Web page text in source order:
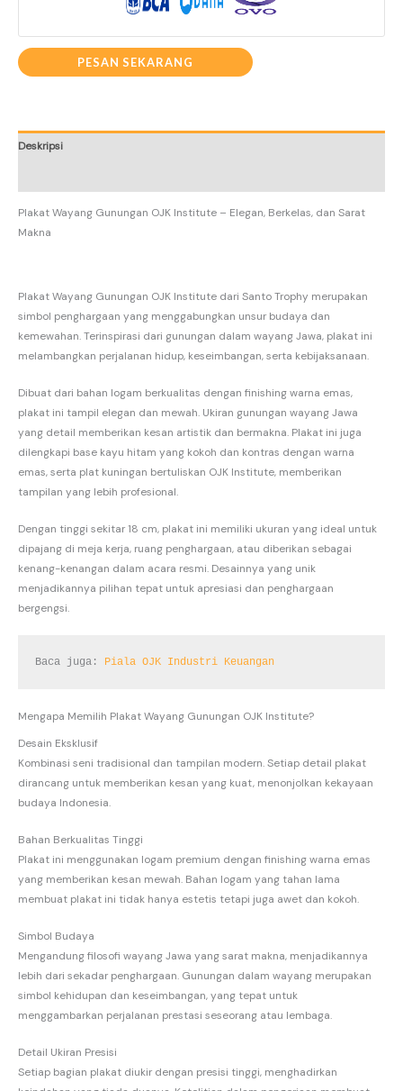
PESAN SEKARANG
Deskripsi
Plakat Wayang Gunungan OJK Institute – Elegan, Berkelas, dan Sarat
Makna
Plakat Wayang Gunungan OJK Institute dari Santo Trophy merupakan
simbol penghargaan yang menggabungkan unsur budaya dan
kemewahan. Terinspirasi dari gunungan dalam wayang Jawa, plakat ini
melambangkan perjalanan hidup, keseimbangan, serta kebijaksanaan.
Dibuat dari bahan logam berkualitas dengan finishing warna emas,
plakat ini tampil elegan dan mewah. Ukiran gunungan wayang Jawa
yang detail memberikan kesan artistik dan bermakna. Plakat ini juga
dilengkapi base kayu hitam yang kokoh dan kontras dengan warna
emas, serta plat kuningan bertuliskan OJK Institute, memberikan
tampilan yang lebih profesional.
Dengan tinggi sekitar 18 cm, plakat ini memiliki ukuran yang ideal untuk
dipajang di meja kerja, ruang penghargaan, atau diberikan sebagai
kenang-kenangan dalam acara resmi. Desainnya yang unik
menjadikannya pilihan tepat untuk apresiasi dan penghargaan
bergengsi.
Baca juga: Piala OJK Industri Keuangan
Mengapa Memilih Plakat Wayang Gunungan OJK Institute?
Desain Eksklusif
Kombinasi seni tradisional dan tampilan modern. Setiap detail plakat
dirancang untuk memberikan kesan yang kuat, menonjolkan kekayaan
budaya Indonesia.
Bahan Berkualitas Tinggi
Plakat ini menggunakan logam premium dengan finishing warna emas
yang memberikan kesan mewah. Bahan logam yang tahan lama
membuat plakat ini tidak hanya estetis tetapi juga awet dan kokoh.
Simbol Budaya
Mengandung filosofi wayang Jawa yang sarat makna, menjadikannya
lebih dari sekadar penghargaan. Gunungan dalam wayang merupakan
simbol kehidupan dan keseimbangan, yang tepat untuk
menggambarkan perjalanan prestasi seseorang atau lembaga.
Detail Ukiran Presisi
Setiap bagian plakat diukir dengan presisi tinggi, menghadirkan